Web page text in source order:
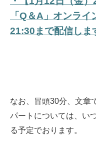
「Q＆A」オンラ
21:30まで配信しま
なお、冒頭30分、文章
パートについては、い
る予定でおります。